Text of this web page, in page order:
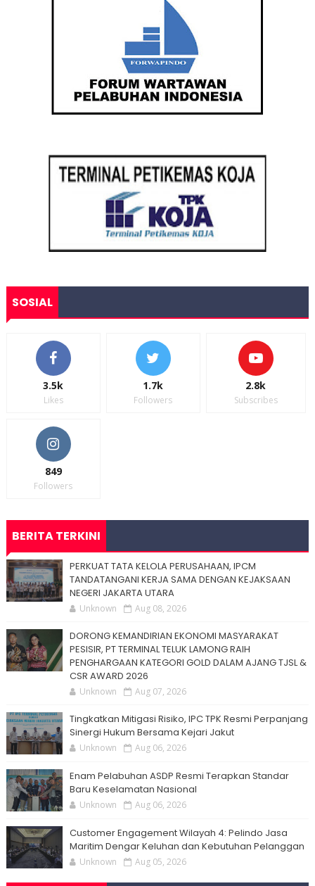
SOSIAL
3.5k
Likes
1.7k
Followers
2.8k
Subscribes
849
Followers
BERITA TERKINI
PERKUAT TATA KELOLA PERUSAHAAN, IPCM
TANDATANGANI KERJA SAMA DENGAN KEJAKSAAN
NEGERI JAKARTA UTARA
Unknown Aug 08, 2026
DORONG KEMANDIRIAN EKONOMI MASYARAKAT
PESISIR, PT TERMINAL TELUK LAMONG RAIH
PENGHARGAAN KATEGORI GOLD DALAM AJANG TJSL &
CSR AWARD 2026
Unknown Aug 07, 2026
Tingkatkan Mitigasi Risiko, IPC TPK Resmi Perpanjang
Sinergi Hukum Bersama Kejari Jakut
Unknown Aug 06, 2026
Enam Pelabuhan ASDP Resmi Terapkan Standar
Baru Keselamatan Nasional
Unknown Aug 06, 2026
Customer Engagement Wilayah 4: Pelindo Jasa
Maritim Dengar Keluhan dan Kebutuhan Pelanggan
Unknown Aug 05, 2026